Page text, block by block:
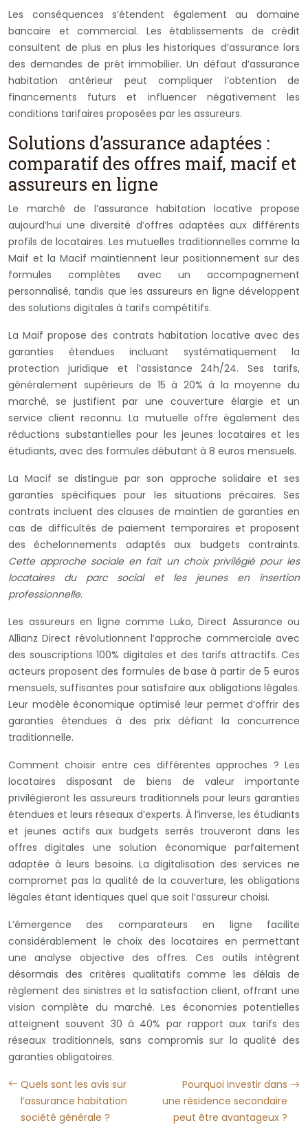
Les conséquences s’étendent également au domaine
bancaire et commercial. Les établissements de crédit
consultent de plus en plus les historiques d’assurance lors
des demandes de prêt immobilier. Un défaut d’assurance
habitation antérieur peut compliquer l’obtention de
financements futurs et influencer négativement les
conditions tarifaires proposées par les assureurs.
Solutions d’assurance adaptées :
comparatif des offres maif, macif et
assureurs en ligne
Le marché de l’assurance habitation locative propose
aujourd’hui une diversité d’offres adaptées aux différents
profils de locataires. Les mutuelles traditionnelles comme la
Maif et la Macif maintiennent leur positionnement sur des
formules complètes avec un accompagnement
personnalisé, tandis que les assureurs en ligne développent
des solutions digitales à tarifs compétitifs.
La Maif propose des contrats habitation locative avec des
garanties étendues incluant systématiquement la
protection juridique et l’assistance 24h/24. Ses tarifs,
généralement supérieurs de 15 à 20% à la moyenne du
marché, se justifient par une couverture élargie et un
service client reconnu. La mutuelle offre également des
réductions substantielles pour les jeunes locataires et les
étudiants, avec des formules débutant à 8 euros mensuels.
La Macif se distingue par son approche solidaire et ses
garanties spécifiques pour les situations précaires. Ses
contrats incluent des clauses de maintien de garanties en
cas de difficultés de paiement temporaires et proposent
des échelonnements adaptés aux budgets contraints.
Cette approche sociale en fait un choix privilégié pour les
locataires du parc social et les jeunes en insertion
professionnelle.
Les assureurs en ligne comme Luko, Direct Assurance ou
Allianz Direct révolutionnent l’approche commerciale avec
des souscriptions 100% digitales et des tarifs attractifs. Ces
acteurs proposent des formules de base à partir de 5 euros
mensuels, suffisantes pour satisfaire aux obligations légales.
Leur modèle économique optimisé leur permet d’offrir des
garanties étendues à des prix défiant la concurrence
traditionnelle.
Comment choisir entre ces différentes approches ? Les
locataires disposant de biens de valeur importante
privilégieront les assureurs traditionnels pour leurs garanties
étendues et leurs réseaux d’experts. À l’inverse, les étudiants
et jeunes actifs aux budgets serrés trouveront dans les
offres digitales une solution économique parfaitement
adaptée à leurs besoins. La digitalisation des services ne
compromet pas la qualité de la couverture, les obligations
légales étant identiques quel que soit l’assureur choisi.
L’émergence des comparateurs en ligne facilite
considérablement le choix des locataires en permettant
une analyse objective des offres. Ces outils intègrent
désormais des critères qualitatifs comme les délais de
règlement des sinistres et la satisfaction client, offrant une
vision complète du marché. Les économies potentielles
atteignent souvent 30 à 40% par rapport aux tarifs des
réseaux traditionnels, sans compromis sur la qualité des
garanties obligatoires.
Quels sont les avis sur
l’assurance habitation
société générale ?
Pourquoi investir dans
une résidence secondaire
peut être avantageux ?